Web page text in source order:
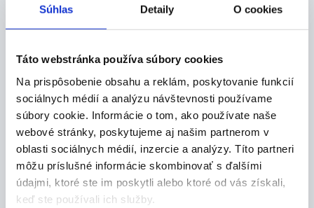
Súhlas Detaily O cookies
Táto webstránka používa súbory cookies
Na prispôsobenie obsahu a reklám, poskytovanie funkcií
sociálnych médií a analýzu návštevnosti používame
súbory cookie. Informácie o tom, ako používate naše
webové stránky, poskytujeme aj našim partnerom v
oblasti sociálnych médií, inzercie a analýzy. Títo partneri
môžu príslušné informácie skombinovať s ďalšími
údajmi, ktoré ste im poskytli alebo ktoré od vás získali,
keď ste používali ich služby.
na platenom alebo fóliovom koberčeku rôznych
rozmerov sú nalepené plastové krúžky s
ich tvar, počet a zoskupenie sú veľmi dôkladne a
dômyselne skonštruované tak, aby priniesli
žiaduci efekt
iplikátor aktivizuje vlastné sily organizmu v boji
proti bolesti
úspešne odstraňuje mnohé zdravotné problémy
výhodou je okamžitý efekt a jednoduchosť
používania. Je určený na individuálne používanie,
odstránenie bolesti chrbtice, hlavy, kĺbov,
svalovej únavy a nespavosti